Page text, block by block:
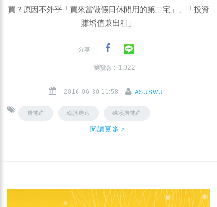
買？原因不外乎「買來當做假日休閒用的第二宅」、「投資
賺增值兼出租」
分享：
瀏覽數 : 1,022
2016-06-30 11:58 ASUSWU
房地產 礁溪房市 礁溪房地產
閱讀更多＞